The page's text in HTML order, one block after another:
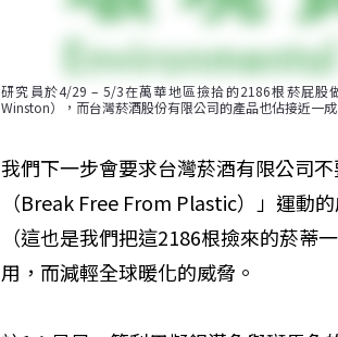
研究員於4/29 – 5/3在萬華地區撿拾的2186根菸屁股
Winston），而台灣菸酒股份有限公司的產品也佔接近一
我們下一步會要求台灣菸酒有限公司
（Break Free From Plastic）」運動
（這也是我們把這2186根撿來的菸
用，而減輕全球暖化的威脅。